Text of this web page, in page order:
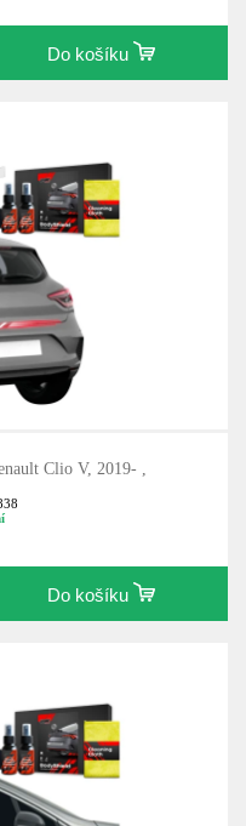
Do košíku
Clio V, 2019- ,
Do košíku